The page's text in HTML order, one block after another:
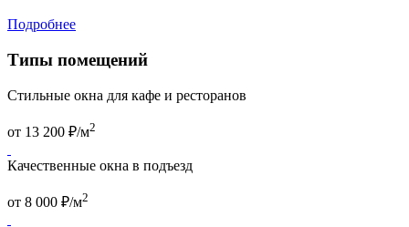
Подробнее
Типы помещений
Стильные окна для кафе и ресторанов
от 13 200 ₽/м2
Качественные окна в подъезд
от 8 000 ₽/м2